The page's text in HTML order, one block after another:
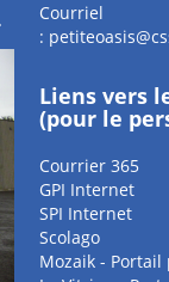
Courriel
:
Liens vers
(pour le
Courrier 365
GPI Internet
SPI Internet
Scolago
Mozaik - Portail